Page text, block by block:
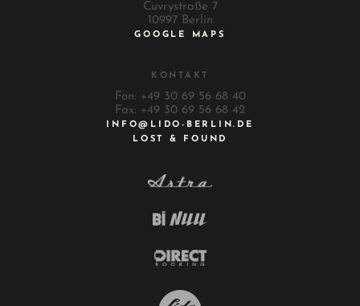
Cuvrystraße 7
10997 Berlin
GOOGLE MAPS
KONTAKT
Fon: +49 30 69 56 68 40
Fax: +49 30 69 56 68 42
INFO@LIDO-BERLIN.DE
LOST & FOUND